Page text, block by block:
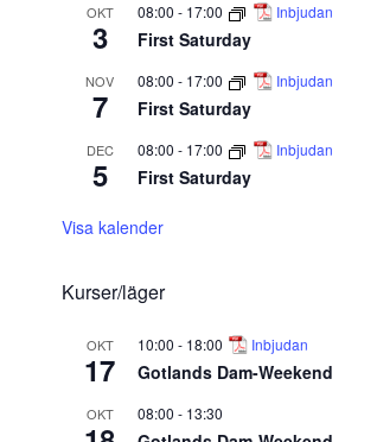
OKT
3
08:00 - 17:00 Inbjudan
First Saturday
NOV
7
08:00 - 17:00 Inbjudan
First Saturday
DEC
5
08:00 - 17:00 Inbjudan
First Saturday
Visa kalender
Kurser/läger
OKT
17
10:00 - 18:00 Inbjudan
Gotlands Dam-Weekend
OKT 08:00 - 13:30